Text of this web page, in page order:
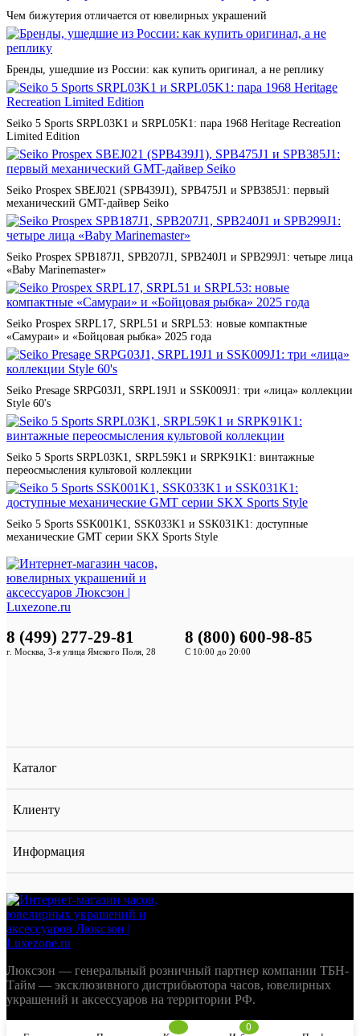
венецианские Morellato с культовым дизайном, испанские
Majorica с органическим жемчугом, французские Nina Ricci с
романтичными мотивами, немецкие JOOP! в
минималистичном стиле.
Материалы и размерный ряд для идеальной
посадки
Разнообразие материалов удовлетворит любые предпочтения:
золото 585 и 750 пробы трех цветов для вечных ценностей,
серебро 925 с различными покрытиями для ежедневного
ношения, медицинская сталь 316Л (316L) для активного
образа жизни, керамика и титан для инновационного стиля.
Размерный ряд от 15 до 23 охватывает все типы пальцев.
нестандартных размеров. Технологии комфортной посадки —
скругленные края, анатомический профиль, регулируемые
модели.
Чем бижутерия отличается от ювелирных украшений
Бренды, ушедшие из России: как купить оригинал, а не реплику
Seiko 5 Sports SRPL03K1 и SRPL05K1: пара 1968 Heritage Recreation
Limited Edition
Seiko Prospex SBEJ021 (SPB439J1), SPB475J1 и SPB385J1: первый
механический GMT-дайвер Seiko
Seiko Prospex SPB187J1, SPB207J1, SPB240J1 и SPB299J1: четыре лица
«Baby Marinemaster»
Seiko Prospex SRPL17, SRPL51 и SRPL53: новые компактные
«Самураи» и «Бойцовая рыбка» 2025 года
Seiko Presage SRPG03J1, SRPL19J1 и SSK009J1: три «лица» коллекции
Style 60's
Seiko 5 Sports SRPL03K1, SRPL59K1 и SRPK91K1: винтажные
переосмысления культовой коллекции
Seiko 5 Sports SSK001K1, SSK033K1 и SSK031K1: доступные
механические GMT серии SKX Sports Style
Каталог
Клиенту
Информация
8 (499) 277-29-81
г. Москва, 3-я улица Ямского Поля, 28
8 (800) 600-98-85
С 10:00 до 20:00
Люксзон — генеральный розничный партнер компании ТБН-
Тайм — эксклюзивного дистрибьютора часов, ювелирных
украшений и аксессуаров на территории РФ.
0